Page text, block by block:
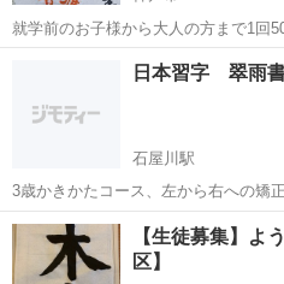
就学前のお子様から大人の方まで1回
け、通って頂けます。 アットホームな雰囲気で自分の書きたい字をの
びのび書いて頂いています。 お名前、住所、宛名書き、お祝儀袋な
神戸市 書道 宛名書
日本習字 翠雨
石屋川駅
3歳かきかたコース、左から右への矯
指導いたします。楽しくきれいな字を
兵庫 神戸市 石屋川駅 書道
【生徒募集】よ
区】